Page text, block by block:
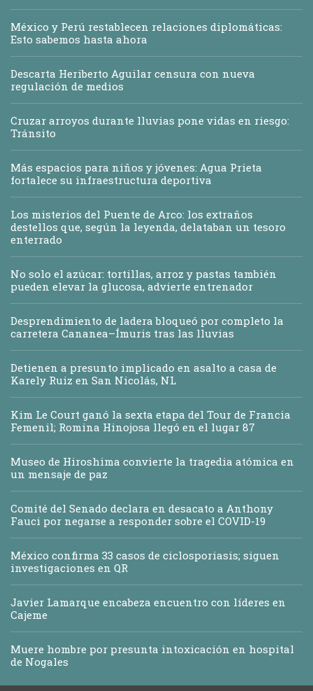
México y Perú restablecen relaciones diplomáticas:
Esto sabemos hasta ahora
Descarta Heriberto Aguilar censura con nueva
regulación de medios
Cruzar arroyos durante lluvias pone vidas en riesgo:
Tránsito
Más espacios para niños y jóvenes: Agua Prieta
fortalece su infraestructura deportiva
Los misterios del Puente de Arco: los extraños
destellos que, según la leyenda, delataban un tesoro
enterrado
No solo el azúcar: tortillas, arroz y pastas también
pueden elevar la glucosa, advierte entrenador
Desprendimiento de ladera bloqueó por completo la
carretera Cananea–Ímuris tras las lluvias
Detienen a presunto implicado en asalto a casa de
Karely Ruiz en San Nicolás, NL
Kim Le Court ganó la sexta etapa del Tour de Francia
Femenil; Romina Hinojosa llegó en el lugar 87
Museo de Hiroshima convierte la tragedia atómica en
un mensaje de paz
Comité del Senado declara en desacato a Anthony
Fauci por negarse a responder sobre el COVID-19
México confirma 33 casos de ciclosporiasis; siguen
investigaciones en QR
Javier Lamarque encabeza encuentro con líderes en
Cajeme
Muere hombre por presunta intoxicación en hospital
de Nogales